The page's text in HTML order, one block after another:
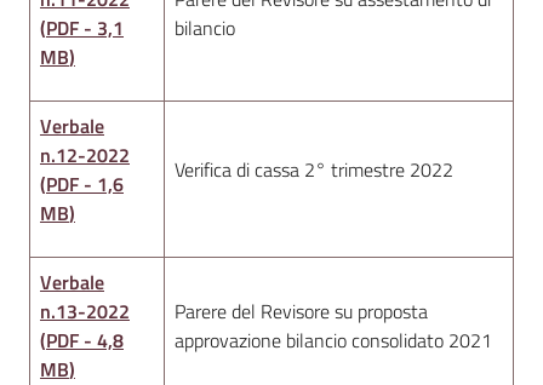
(PDF - 3,1
MB)
bilancio
Verbale
n.12-2022
(PDF - 1,6
MB)
Verifica di cassa 2° trimestre 2022
Verbale
n.13-2022
(PDF - 4,8
MB)
Parere del Revisore su proposta
approvazione bilancio consolidato 2021